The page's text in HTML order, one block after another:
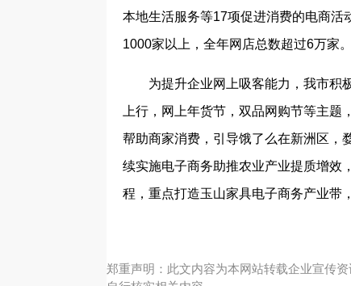
本地生活服务等17项促进消费的电商
1000家以上，全年网店总数超过6万家。
为提升企业网上吸客能力，我市积
上行，网上年货节，双品网购节等主
帮助商家消费，引导饿了么在新洲区，
续实施电子商务助推农业产业提质增效
程，重点打造玉山家具电子商务产业带
郑重声明：此文内容为本网站转载企业宣传